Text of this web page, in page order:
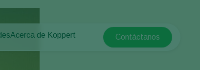
Acerca de Koppert
Koppert Global
Contáctanos